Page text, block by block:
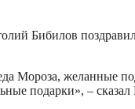
Бибилов
Мороза, желанные
подарки», – сказал